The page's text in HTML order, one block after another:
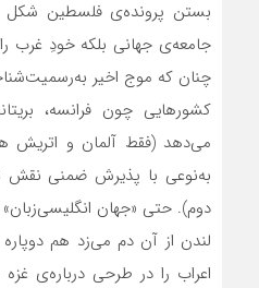
بستن پرونده‌ی فلسطین شکل
جامعه‌ی جهانی بلکه خودِ غرب
چنان که موج اخیر
کشورهایی چون فرانسه،
می‌دهد (فقط آلمان و اتریش
به‌نوعی با پذیرش ضمنی نقش
دوم). حتی «جهان
لندن از آن دم می‌زد هم
اعراب را در طرحی درباره‌ی